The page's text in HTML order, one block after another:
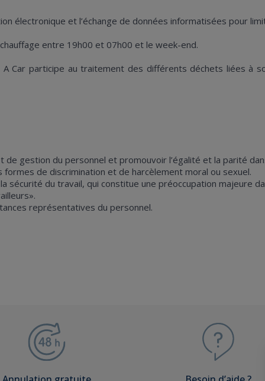
électronique et l’échange de données informatisées pour
entre 19h00 et 07h00 et le week-end.
Car participe au traitement des différents déchets liées à
de gestion du personnel et promouvoir l’égalité et la parité
de discrimination et de harcèlement moral ou sexuel.
du travail, qui constitue une préoccupation majeure
représentatives du personnel.